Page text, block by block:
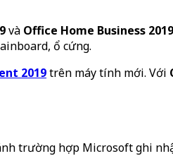
và Office Home Business 2019
ổ cứng.
2019trên máy tính mới. Với
trường hợp Microsoft ghi